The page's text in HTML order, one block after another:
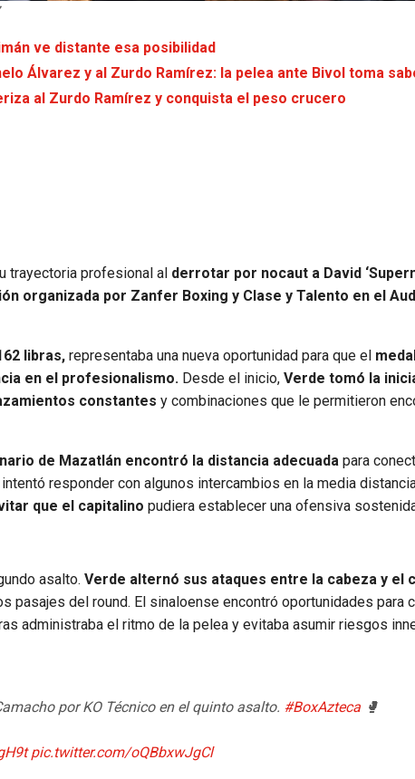
ve distante esa posibilidad
Álvarez y al Zurdo Ramírez: la pelea ante Bivol toma
al Zurdo Ramírez y conquista el peso crucero
trayectoria profesional al derrotar por nocaut a David
organizada por Zanfer Boxing y Clase y Talento en el
libras, representaba una nueva oportunidad para que el
en el profesionalismo. Desde el inicio, Verde tomó la
constantes y combinaciones que le permitieron
de Mazatlán encontró la distancia adecuada para
responder con algunos intercambios en la media
que el capitalino pudiera establecer una ofensiva
asalto. Verde alternó sus ataques entre la cabeza y el
pasajes del round. El sinaloense encontró oportunidades para
administraba el ritmo de la pelea y evitaba asumir riesgos
por KO Técnico en el quinto asalto. #BoxAzteca 🥊
pic.twitter.com/oQBbxwJgCl